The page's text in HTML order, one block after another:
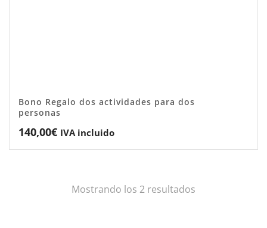
Bono Regalo dos actividades para dos
personas
140,00€ IVA incluido
Mostrando los 2 resultados